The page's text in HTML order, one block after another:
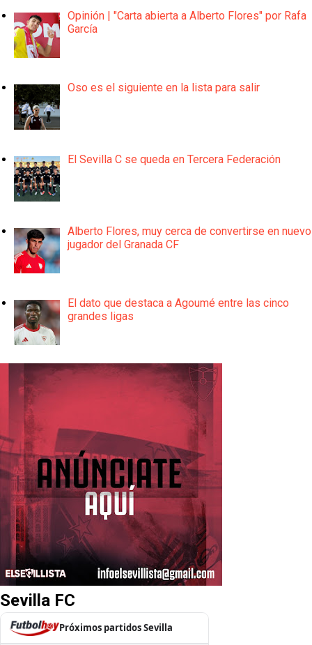
Opinión | "Carta abierta a Alberto Flores" por Rafa
García
Oso es el siguiente en la lista para salir
El Sevilla C se queda en Tercera Federación
Alberto Flores, muy cerca de convertirse en nuevo
jugador del Granada CF
El dato que destaca a Agoumé entre las cinco
grandes ligas
Sevilla FC